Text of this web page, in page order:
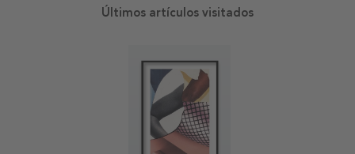
Últimos artículos visitados